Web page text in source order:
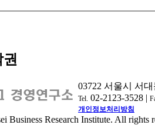
03722 서울시 서
Tel. 02-2123-3528 |
개인정보처리방침
Business Research Institute. All rights